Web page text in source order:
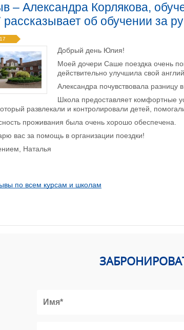
– Александра Корлякова,
рассказывает об обучении за
Добрый день Юлия!
Моей дочери Саше поездка очень
действительно улучшила свой
Александра почувствовала
Школа предоставляет комфортные
развлекали и контролировали детей,
проживания была очень хорошо обеспечена.
вас за помощь в организации поездки!
Наталья
по всем курсам и школам